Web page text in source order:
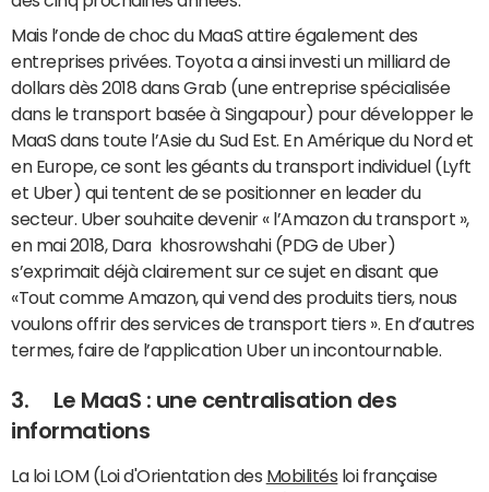
Mais l’onde de choc du MaaS attire également des
entreprises privées. Toyota a ainsi investi un milliard de
dollars dès 2018 dans Grab (une entreprise spécialisée
dans le transport basée à Singapour) pour développer le
MaaS dans toute l’Asie du Sud Est. En Amérique du Nord et
en Europe, ce sont les géants du transport individuel (Lyft
et Uber) qui tentent de se positionner en leader du
secteur. Uber souhaite devenir « l’Amazon du transport »,
en mai 2018, Dara khosrowshahi (PDG de Uber)
s’exprimait déjà clairement sur ce sujet en disant que
«Tout comme Amazon, qui vend des produits tiers, nous
voulons offrir des services de transport tiers ». En d’autres
termes, faire de l’application Uber un incontournable.
3. Le MaaS : une centralisation des
informations
La loi LOM (Loi d'Orientation des Mobilités loi française